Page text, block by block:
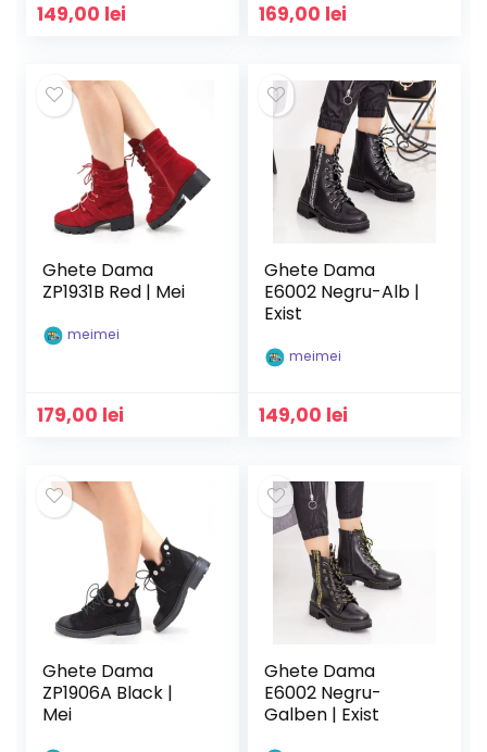
149,00 lei 169,00 lei
Ghete Dama
ZP1931B Red | Mei
meimei
179,00 lei
Ghete Dama
E6002 Negru-Alb |
Exist
meimei
149,00 lei
Ghete Dama
ZP1906A Black |
Mei
Ghete Dama
E6002 Negru-
Galben | Exist